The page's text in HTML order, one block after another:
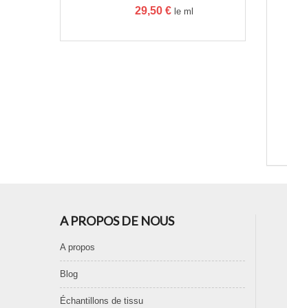
29,50 € le ml
A PROPOS DE NOUS
A propos
Blog
Échantillons de tissu